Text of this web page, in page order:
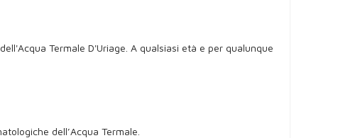
Termale D'Uriage. A qualsiasi età e per qualunque
dell’Acqua Termale.